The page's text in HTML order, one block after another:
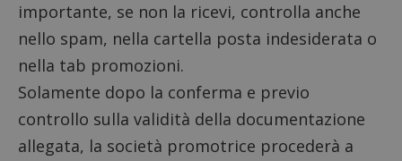
importante, se non la ricevi, controlla anche
nello spam, nella cartella posta indesiderata o
nella tab promozioni.
Solamente dopo la conferma e previo
controllo sulla validità della documentazione
allegata, la società promotrice procederà a